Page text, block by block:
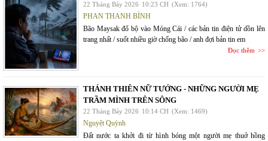
22 Tháng Bảy 2026 10:23 CH (Xem: 1764)
PHAN THANH BÌNH
Bão Maysak đổ bộ vào Móng Cái / các bản tin điện tử dồn lên
trang nhất / suốt nhiều giờ chống bão / anh đợi bản tin em
Đọc thêm
THÁNH THIÊN NỮ TƯỚNG - NHỮNG NGƯỜI MẸ
TRẦM MÌNH TRÊN SÔNG
22 Tháng Bảy 2026 10:14 CH (Xem: 1469)
Nguyệt Quỳnh
Đất nước ta khởi đi từ hình bóng một người mẹ thuở hồng